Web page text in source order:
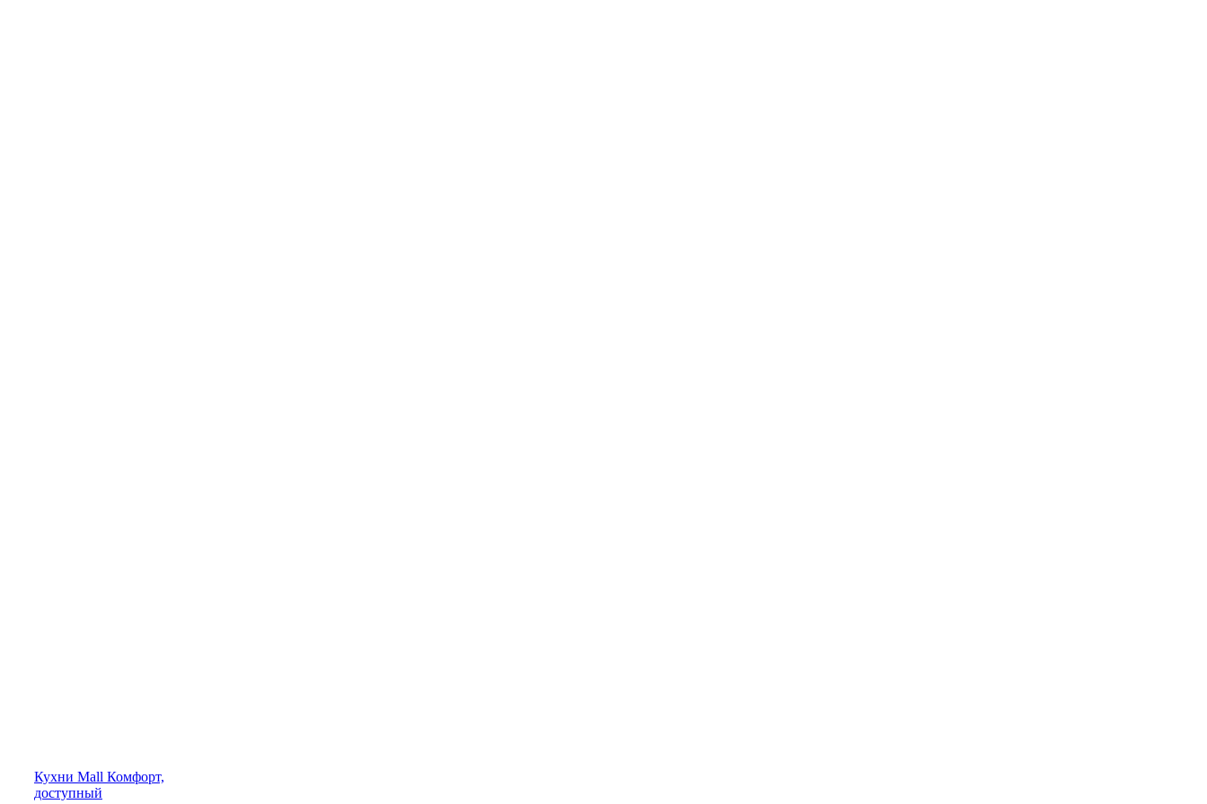
Кухни Mall Комфорт,
доступный